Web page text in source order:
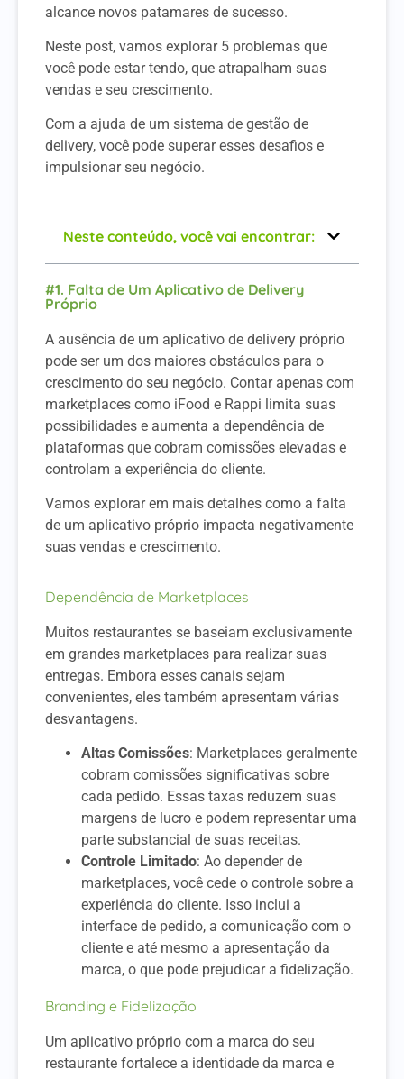
alcance novos patamares de sucesso.
Neste post, vamos explorar 5 problemas que
você pode estar tendo, que atrapalham suas
vendas e seu crescimento.
Com a ajuda de um sistema de gestão de
delivery, você pode superar esses desafios e
impulsionar seu negócio.
Neste conteúdo, você vai encontrar:
#1. Falta de Um Aplicativo de Delivery
Próprio
A ausência de um aplicativo de delivery próprio
pode ser um dos maiores obstáculos para o
crescimento do seu negócio. Contar apenas com
marketplaces como iFood e Rappi limita suas
possibilidades e aumenta a dependência de
plataformas que cobram comissões elevadas e
controlam a experiência do cliente.
Vamos explorar em mais detalhes como a falta
de um aplicativo próprio impacta negativamente
suas vendas e crescimento.
Dependência de Marketplaces
Muitos restaurantes se baseiam exclusivamente
em grandes marketplaces para realizar suas
entregas. Embora esses canais sejam
convenientes, eles também apresentam várias
desvantagens.
Altas Comissões: Marketplaces geralmente
cobram comissões significativas sobre
cada pedido. Essas taxas reduzem suas
margens de lucro e podem representar uma
parte substancial de suas receitas.
Controle Limitado: Ao depender de
marketplaces, você cede o controle sobre a
experiência do cliente. Isso inclui a
interface de pedido, a comunicação com o
cliente e até mesmo a apresentação da
marca, o que pode prejudicar a fidelização.
Branding e Fidelização
Um aplicativo próprio com a marca do seu
restaurante fortalece a identidade da marca e